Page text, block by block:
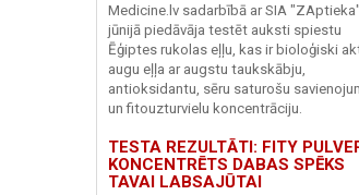
Medicine.lv sadarbībā ar SIA "ZAptieka"
jūnijā piedāvāja testēt auksti spiestu
Ēģiptes rukolas eļļu, kas ir bioloģiski
augu eļļa ar augstu taukskābju,
antioksidantu, sēru saturošu
un fitouzturvielu koncentrāciju.
TESTA REZULTĀTI: FITY
KONCENTRĒTS DABAS SPĒKS
TAVAI LABSAJŪTAI